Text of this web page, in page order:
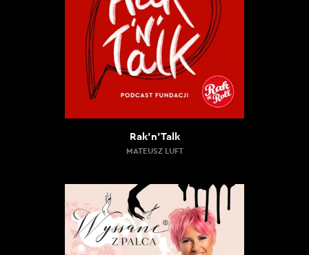
Rak’n’Talk
MATEUSZ LUFT